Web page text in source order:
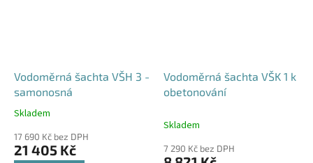
Vodoměrná šachta VŠH 3 -
samonosná
Průměrné
produktu
je
Skladem
17 690 Kč bez DPH
21 405 Kč
Vodoměrná šachta VŠK 1 k
obetonování
Skladem
7 290 Kč bez DPH